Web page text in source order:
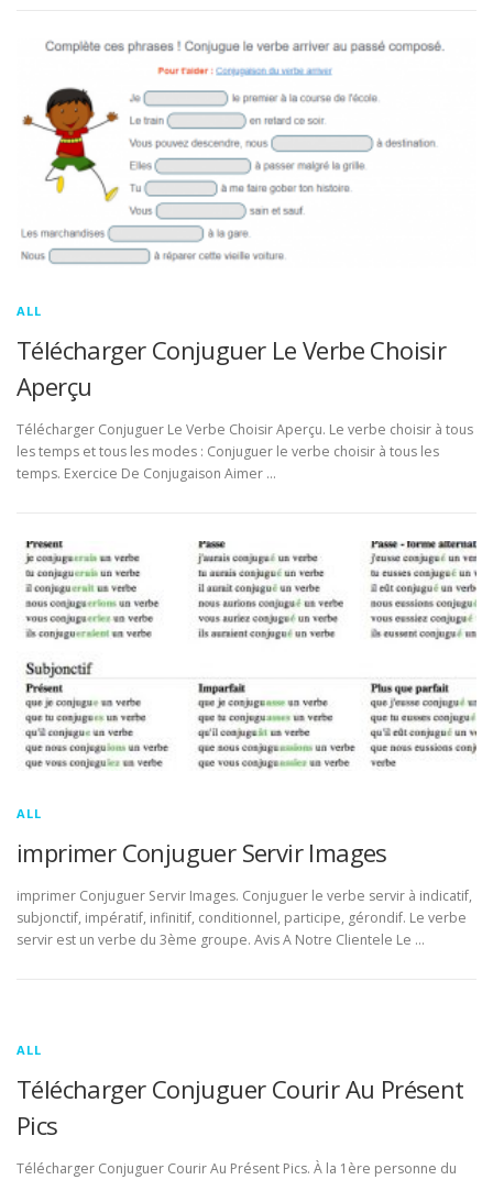
ALL
Télécharger Conjuguer Le Verbe Choisir
Aperçu
Télécharger Conjuguer Le Verbe Choisir Aperçu. Le verbe choisir à tous
les temps et tous les modes : Conjuguer le verbe choisir à tous les
temps. Exercice De Conjugaison Aimer …
ALL
imprimer Conjuguer Servir Images
imprimer Conjuguer Servir Images. Conjuguer le verbe servir à indicatif,
subjonctif, impératif, infinitif, conditionnel, participe, gérondif. Le verbe
servir est un verbe du 3ème groupe. Avis A Notre Clientele Le …
ALL
Télécharger Conjuguer Courir Au Présent
Pics
Télécharger Conjuguer Courir Au Présent Pics. À la 1ère personne du